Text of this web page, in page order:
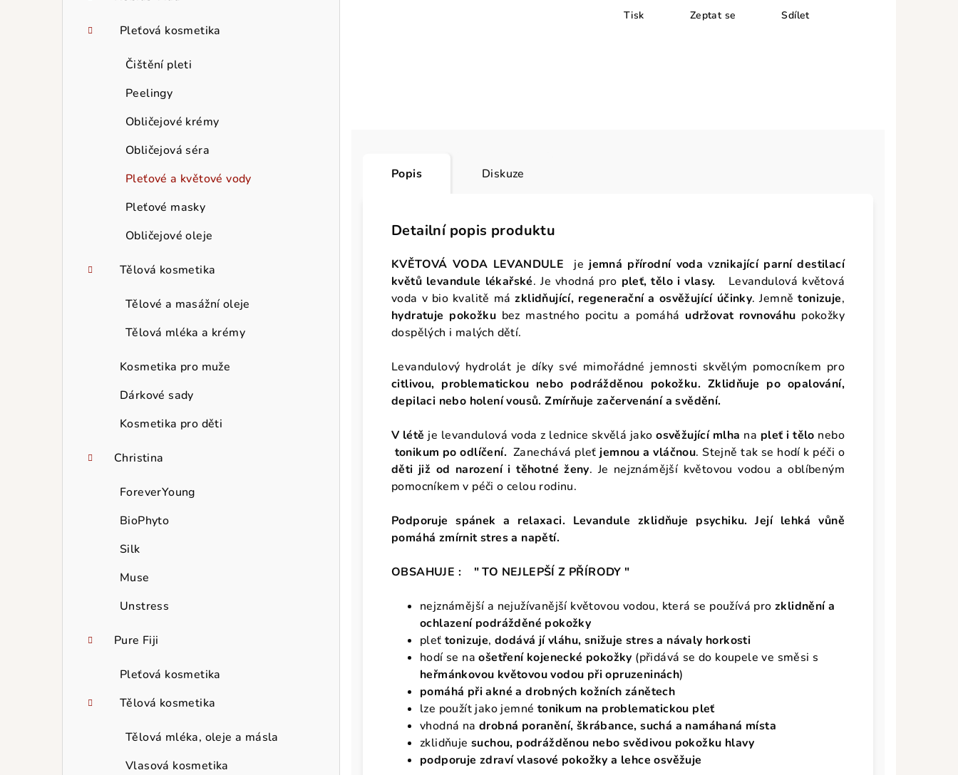
Pleťová kosmetika
Čištění pleti
Peelingy
Obličejové krémy
Obličejová séra
Pleťové a květové vody
Pleťové masky
Obličejové oleje
Tělová kosmetika
Tělové a masážní oleje
Tělová mléka a krémy
Kosmetika pro muže
Dárkové sady
Kosmetika pro děti
Christina
ForeverYoung
BioPhyto
Silk
Muse
Unstress
Pure Fiji
Pleťová kosmetika
Tělová kosmetika
Tělová mléka, oleje a másla
Vlasová kosmetika
Tisk Zeptat se Sdílet
Popis Diskuze
Detailní popis produktu
KVĚTOVÁ VODA LEVANDULE je jemná přírodní voda vznikající parní destilací
květů levandule lékařské. Je vhodná pro pleť, tělo i vlasy. Levandulová květová
voda v bio kvalitě mázklidňující, regenerační a osvěžující účinky. Jemnětonizuje,
hydratuje pokožku bez mastného pocitu a pomáhá udržovat rovnováhu pokožky
dospělých i malých dětí.
Levandulový hydrolát je díky své mimořádné jemnosti skvělým pomocníkem pro
citlivou, problematickou nebo podrážděnou pokožku. Zklidňuje po opalování,
depilaci nebo holení vousů. Zmírňuje začervenání a svědění.
V létě je levandulová voda z lednice skvělá jakoosvěžující mlha na pleť i tělo nebo
tonikum po odlíčení.Zanechává pleť jemnou a vláčnou. Stejně tak se hodí k péči o
děti již od narození i těhotné ženy. Je nejznámější květovou vodou a oblíbeným
pomocníkem v péči o celou rodinu.
Podporuje spánek a relaxaci. Levandule zklidňuje psychiku. Její lehká vůně
pomáhá zmírnit stres a napětí.
OBSAHUJE : "TO NEJLEPŠÍ Z PŘÍRODY "
nejznámější a nejužívanější květovou vodou, která se používá pro zklidnění a
ochlazení podrážděné pokožky
pleť tonizuje,dodává jí vláhu, snižuje stres a návaly horkosti
hodí se naošetření kojenecké pokožky (přidává se do koupele ve směsi s
heřmánkovou květovou vodou při opruzeninách)
pomáhá při akné a drobných kožních zánětech
lze použít jako jemné tonikum na problematickou pleť
vhodná na drobná poranění, škrábance, suchá a namáhaná místa
zklidňuje suchou, podrážděnou nebo svědivou pokožku hlavy
podporuje zdraví vlasové pokožky a lehce osvěžuje